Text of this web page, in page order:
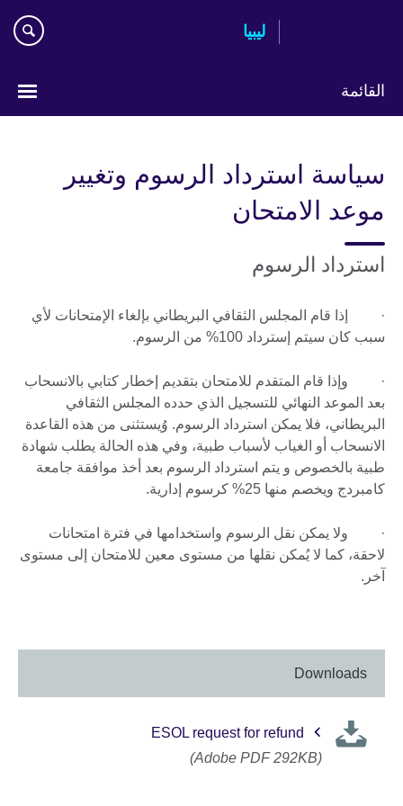
ليبيا
القائمة
language
سياسة استرداد الرسوم وتغيير
موعد الامتحان
استرداد الرسوم
· إذا قام المجلس الثقافي البريطاني بإلغاء الإمتحانات لأي
سبب كان سيتم إسترداد 100% من الرسوم.
· وإذا قام المتقدم للامتحان بتقديم إخطار كتابي بالانسحاب
بعد الموعد النهائي للتسجيل الذي حدده المجلس الثقافي
البريطاني، فلا يمكن استرداد الرسوم. وُيستثنى من هذه القاعدة
الانسحاب أو الغياب لأسباب طبية، وفي هذه الحالة يطلب شهادة
طبية بالخصوص و يتم استرداد الرسوم بعد أخذ موافقة جامعة
كامبردج ويخصم منها 25% كرسوم إدارية.
· ولا يمكن نقل الرسوم واستخدامها في فترة امتحانات
لاحقة، كما لا يُمكن نقلها من مستوى معين للامتحان إلى مستوى
آخر.
Downloads
ESOL request for refund
(Adobe PDF 292KB)